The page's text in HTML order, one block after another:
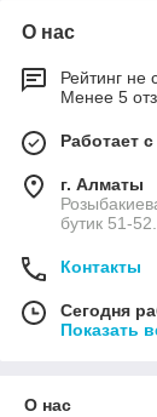
О нас
Рейтинг не
Менее 5
Работает
г. Алматы
бутик 51-
Контакты
Сегодня
Показать
О нас